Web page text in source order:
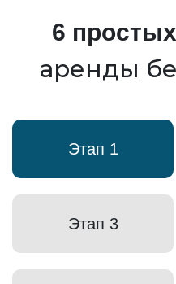
6
аренды
Этап 1
Этап 3